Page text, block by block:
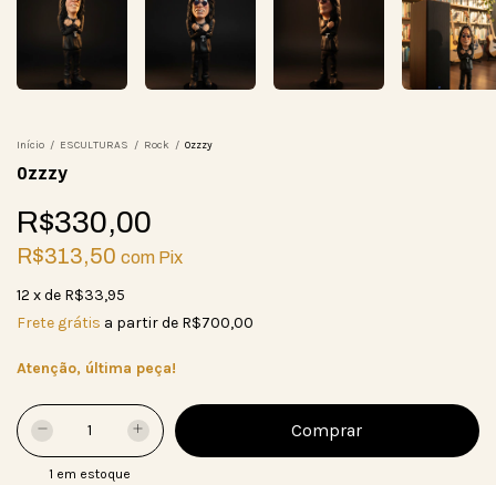
Início / ESCULTURAS / Rock / 0zzzy
0zzzy
R$330,00
R$313,50 com Pix
12 xde R$33,95
Frete grátis a partir de R$700,00
Atenção, última peça!
1 em estoque